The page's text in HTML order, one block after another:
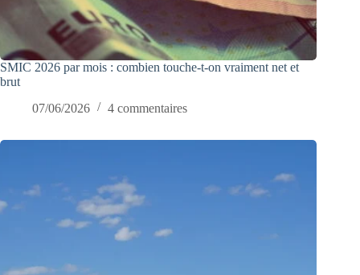
SMIC 2026 par mois : combien touche-t-on vraiment net et
brut
07/06/2026
4 commentaires